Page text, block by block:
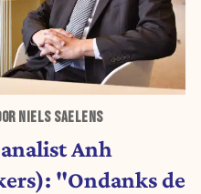
NIELS SAELENS
Anh
"Ondanks de